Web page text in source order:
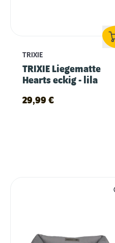
TRIXIE
TRIXIE Liegematte
Hearts eckig - lila
29,99 €